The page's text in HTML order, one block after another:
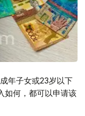
年子女或23岁以下
如何，都可以申请该